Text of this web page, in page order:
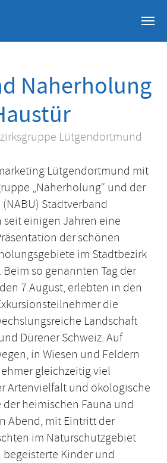
Naherholung
Lütgendortmund
Lütgendortmund mit
„Naherholung“ und der
Stadtverband
einigen Jahren eine
der schönen
im Stadtbezirk
so genannten Tag der
7.August, erlebten in den
die
Landschaft
Dürener Schweiz. Auf
in Wiesen und Feldern
gleichzeitig viel
Artenvielfalt und ökologische
heimischen Fauna und
Abend, mit Eintritt der
im Naturschutzgebiet
Kinder und